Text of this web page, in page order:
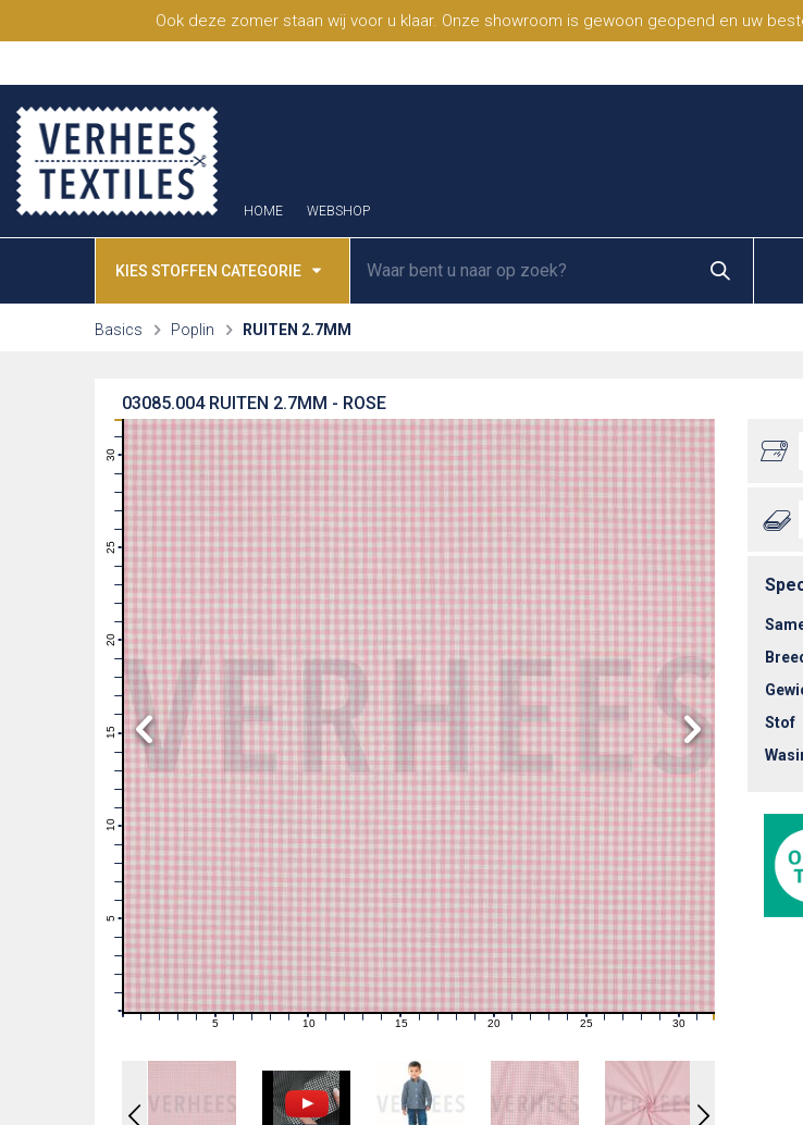
Ook deze zomer staan wij voor u klaar. Onze showroom is gewoon geopend en uw
HOME WEBSHOP
KIES STOFFEN CATEGORIE
Basics Poplin RUITEN 2.7MM
RUITEN 2.7MM - ROSE
03085.004
10
11
12
13
14
15
16
17
18
19
20
21
22
23
24
25
26
27
28
29
30
0 1 2 3 4 5 6 7 8 9 10 11 12 13 14 15 16 17 18 19 20 21 22 23 24 25 26 27 28 29 30 31
Stof